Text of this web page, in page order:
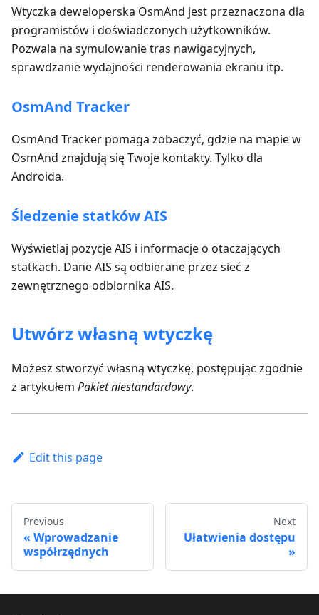
Wtyczka deweloperska OsmAnd jest przeznaczona dla
programistów i doświadczonych użytkowników.
Pozwala na symulowanie tras nawigacyjnych,
sprawdzanie wydajności renderowania ekranu itp.
OsmAnd Tracker
OsmAnd Tracker pomaga zobaczyć, gdzie na mapie w
OsmAnd znajdują się Twoje kontakty. Tylko dla
Androida.
Śledzenie statków AIS
Wyświetlaj pozycje AIS i informacje o otaczających
statkach. Dane AIS są odbierane przez sieć z
zewnętrznego odbiornika AIS.
Utwórz własną wtyczkę
Możesz stworzyć własną wtyczkę, postępując zgodnie
z artykułem Pakiet niestandardowy.
Edit this page
Previous
Wprowadzanie
współrzędnych
Next
Ułatwienia dostępu